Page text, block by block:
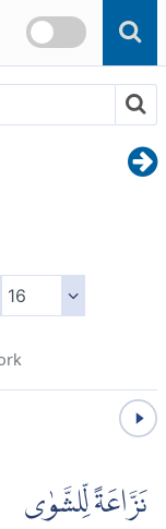
to main content
نَزَّاعَةً لِّلشَّوٰى